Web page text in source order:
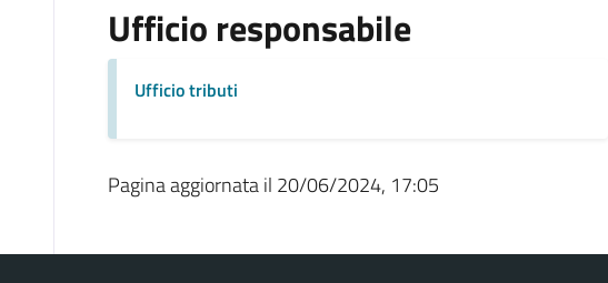
Ufficio responsabile
Ufficio tributi
Pagina aggiornata il 20/06/2024, 17:05